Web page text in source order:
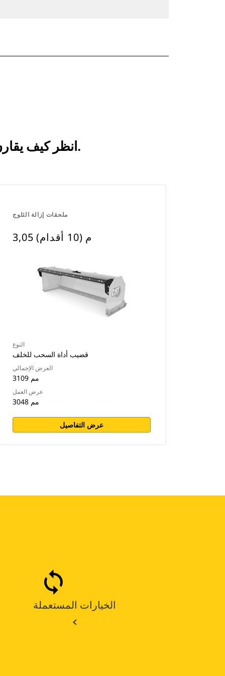
انظر كيف يقارن 2,44 م (8 أقدام) بالمنتجات التي تتم مقارنتها بشكل متكرر.
ملحقات إزالة الثلوج
3,05 م (10 أقدام)
النوع
قضيب أداة السحب للخلف
العرض الإجمالي
3109 مم
عرض العمل
3048 مم
عرض التفاصيل
الخيارات المستعملة